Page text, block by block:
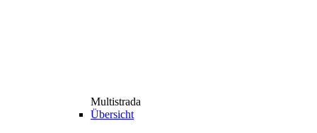
Multistrada
Übersicht